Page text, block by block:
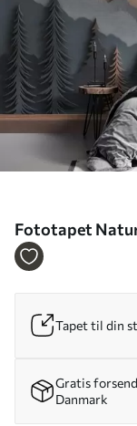
Fototapet
bjerge i
Tapet til din
Gratis
Danmark